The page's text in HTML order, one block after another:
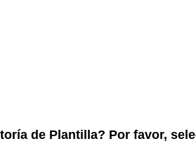
de Plantilla? Por favor,